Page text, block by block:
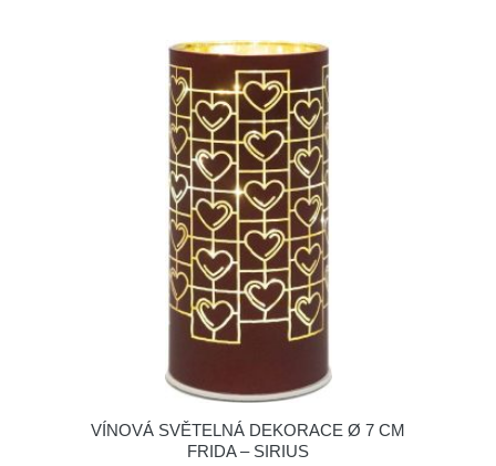
VÍNOVÁ SVĚTELNÁ DEKORACE Ø 7 CM
FRIDA – SIRIUS